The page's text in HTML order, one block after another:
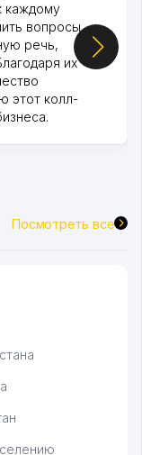
каждому
вопросы.
речь,
их
этот колл-
Посмотреть все